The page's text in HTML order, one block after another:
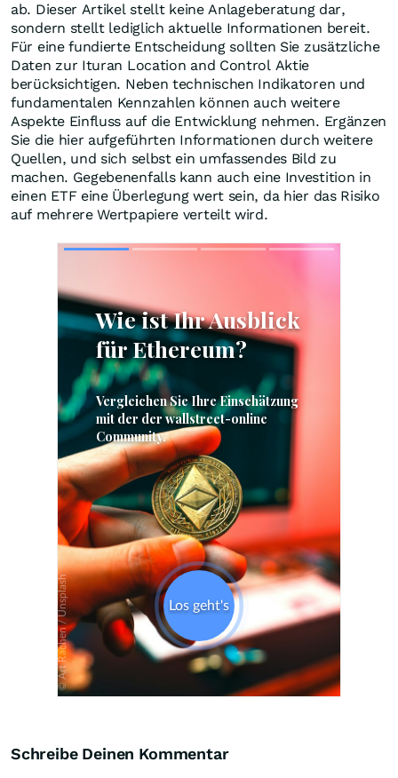
ab. Dieser Artikel stellt keine Anlageberatung dar,
sondern stellt lediglich aktuelle Informationen bereit.
Für eine fundierte Entscheidung sollten Sie zusätzliche
Daten zur Ituran Location and Control Aktie
berücksichtigen. Neben technischen Indikatoren und
fundamentalen Kennzahlen können auch weitere
Aspekte Einfluss auf die Entwicklung nehmen. Ergänzen
Sie die hier aufgeführten Informationen durch weitere
Quellen, und sich selbst ein umfassendes Bild zu
machen. Gegebenenfalls kann auch eine Investition in
einen ETF eine Überlegung wert sein, da hier das Risiko
auf mehrere Wertpapiere verteilt wird.
Schreibe Deinen Kommentar